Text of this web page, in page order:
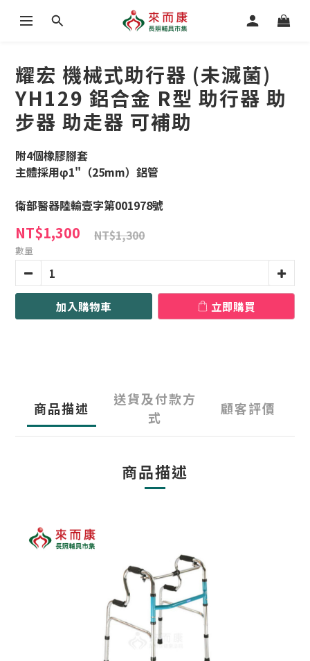
耀宏 機械式助行器 (未滅菌)
YH129 鋁合金 R型 助行器 助
步器 助走器 可補助
附4個橡膠腳套
主體採用φ1"（25mm）鋁管
衛部醫器陸輸壹字第001978號
NT$1,300 NT$1,300
數量
加入購物車 立即購買
商品描述
送貨及付款方
式
顧客評價
商品描述